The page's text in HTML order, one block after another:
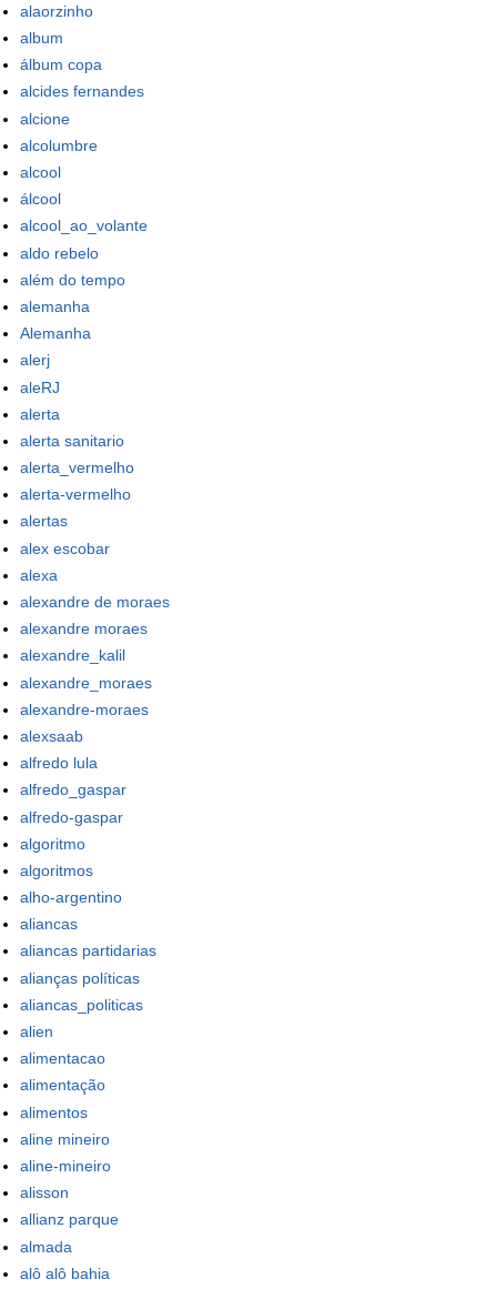
alaorzinho
album
álbum copa
alcides fernandes
alcione
alcolumbre
alcool
álcool
alcool_ao_volante
aldo rebelo
além do tempo
alemanha
Alemanha
alerj
aleRJ
alerta
alerta sanitario
alerta_vermelho
alerta-vermelho
alertas
alex escobar
alexa
alexandre de moraes
alexandre moraes
alexandre_kalil
alexandre_moraes
alexandre-moraes
alexsaab
alfredo lula
alfredo_gaspar
alfredo-gaspar
algoritmo
algoritmos
alho-argentino
aliancas
aliancas partidarias
alianças políticas
aliancas_politicas
alien
alimentacao
alimentação
alimentos
aline mineiro
aline-mineiro
alisson
allianz parque
almada
alô alô bahia